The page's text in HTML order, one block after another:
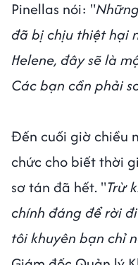
Pinellas nói: "
đã bị chịu thiệt hại
Helene, đây sẽ là
Các bạn cần phải
Đến cuối giờ chiều
chức cho biết thời
sơ tán đã hết. "Trừ
chính đáng để rời
tôi khuyên bạn chỉ